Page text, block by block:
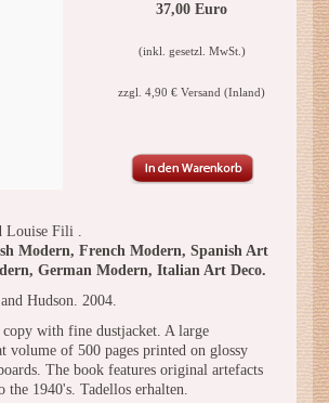
37,00 Euro
(inkl. gesetzl. MwSt.)
zzgl. 4,90 € Versand (Inland)
Louise Fili .
Modern, French Modern, Spanish Art
German Modern, Italian Art Deco.
Hudson. 2004.
with fine dustjacket. A large
volume of 500 pages printed on glossy
The book features original artefacts
the 1940's. Tadellos erhalten.